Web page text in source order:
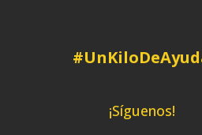
¡Síguenos!